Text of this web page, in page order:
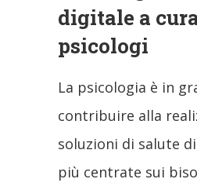
digitale a
psicologi
La psicologia è in
contribuire alla
soluzioni di salute
più centrate sui